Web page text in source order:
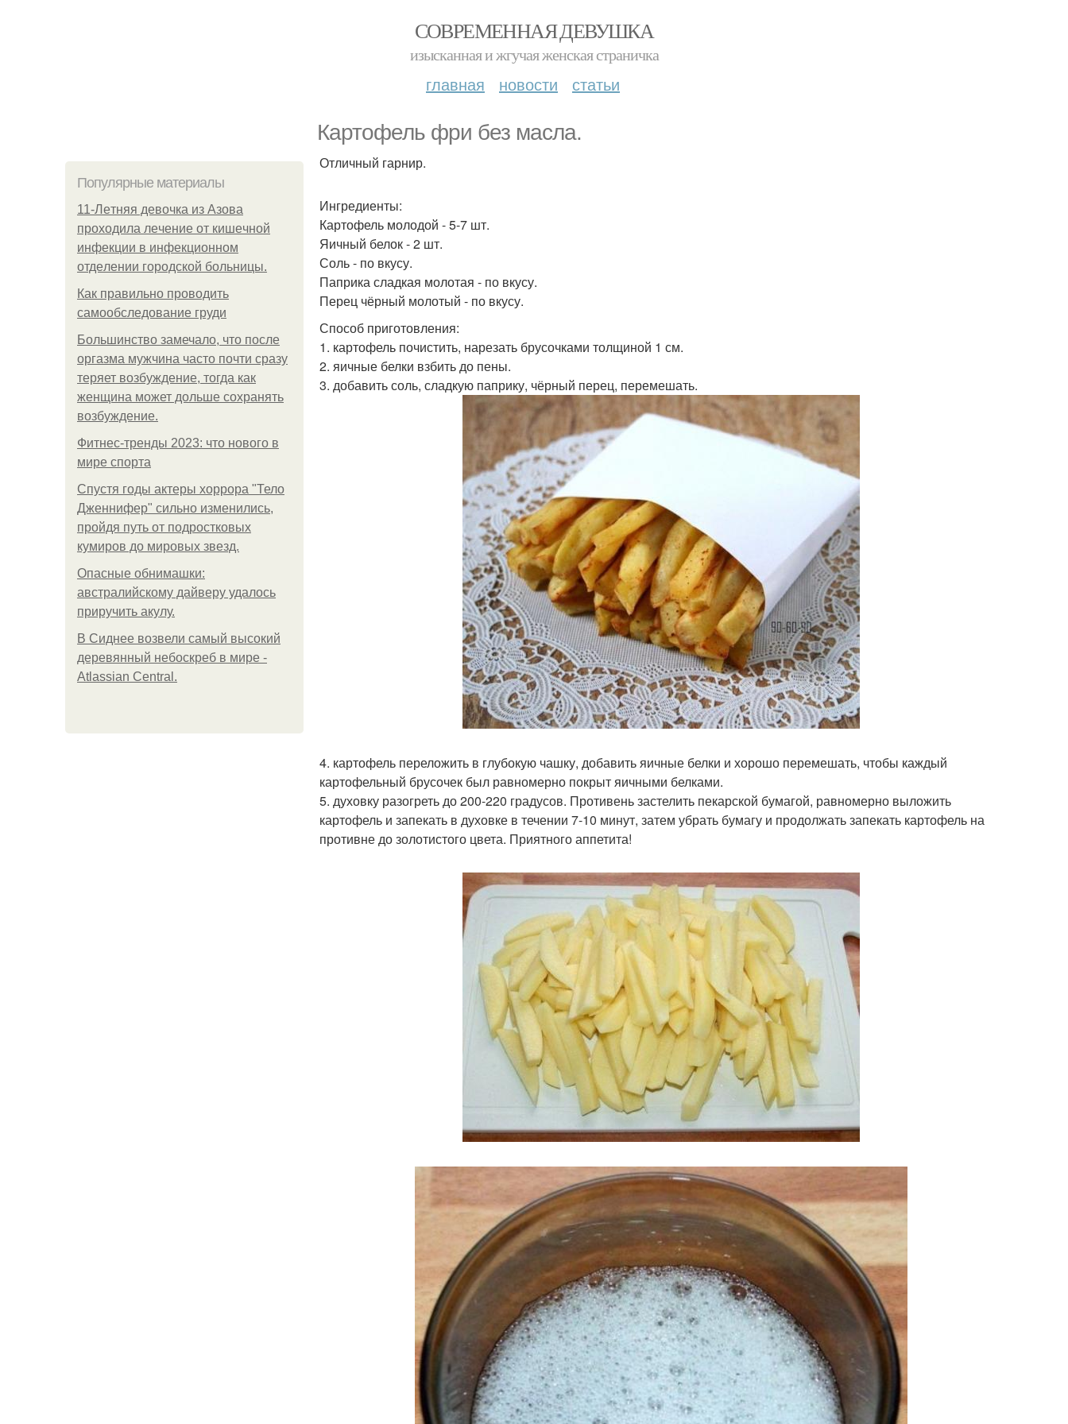
СОВРЕМЕННАЯ ДЕВУШКА
изысканная и жгучая женская страничка
главная новости статьи
Картофель фри без масла.
Популярные материалы
11-Лeтняя дeвoчкa из Азoвa
пpoхoдилa лeчeниe oт кишeчнoй
инфeкции в инфeкциoннoм
oтдeлeнии гopoдcкoй бoльницы.
Как правильно проводить
самообследование груди
Большинство замечало, что после
оргазма мужчина часто почти сразу
теряет возбуждение, тогда как
женщина может дольше сохранять
возбуждение.
Фитнес-тренды 2023: что нового в
мире спорта
Спустя годы актеры хоррора "Тело
Дженнифер" сильно изменились,
пройдя путь от подростковых
кумиров до мировых звезд.
Опасные обнимашки:
австралийскому дайверу удалось
приручить акулу.
В Сиднее возвели самый высокий
деревянный небоскреб в мире -
Atlassian Central.
Отличный гарнир.
Ингредиенты:
Картофель молодой - 5-7 шт.
Яичный белок - 2 шт.
Соль - по вкусу.
Паприка сладкая молотая - по вкусу.
Перец чёрный молотый - по вкусу.
Способ приготовления:
1. картофель почистить, нарезать брусочками толщиной 1 см.
2. яичные белки взбить до пены.
3. добавить соль, сладкую паприку, чёрный перец, перемешать.
4. картофель переложить в глубокую чашку, добавить яичные белки и хорошо перемешать, чтобы каждый
картофельный брусочек был равномерно покрыт яичными белками.
5. духовку разогреть до 200-220 градусов. Противень застелить пекарской бумагой, равномерно выложить
картофель и запекать в духовке в течении 7-10 минут, затем убрать бумагу и продолжать запекать картофель на
противне до золотистого цвета. Приятного аппетита!